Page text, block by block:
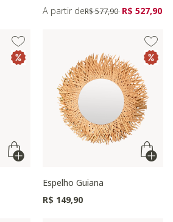
A partir dePreço reduzido de
R$ 577,90 para
R$ 527,90
Espelho Guiana
R$ 149,90